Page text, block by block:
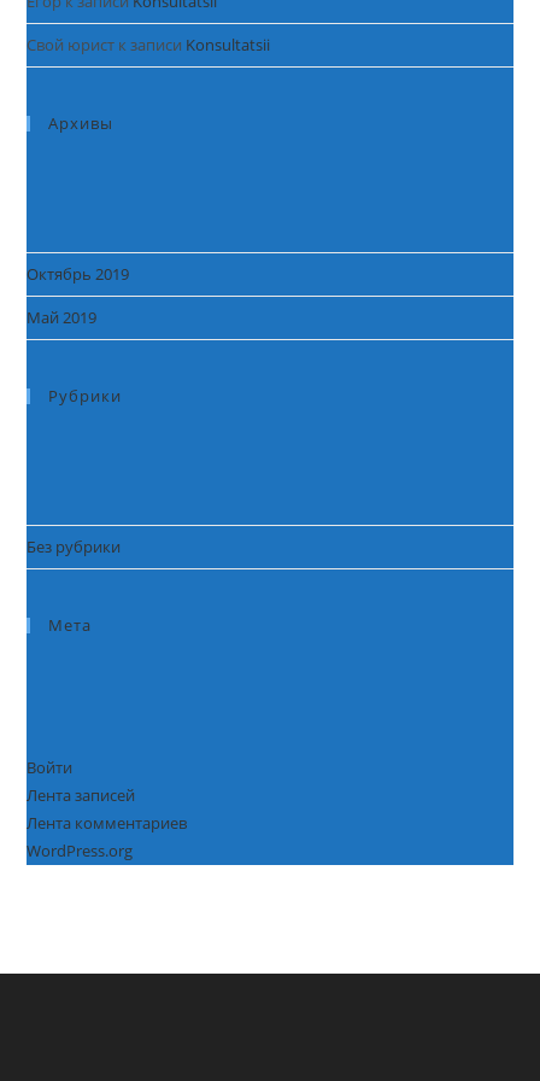
Свой юрист к записи Konsultatsii
Архивы
Октябрь 2019
Май 2019
Рубрики
Без рубрики
Мета
Войти
Лента записей
Лента комментариев
WordPress.org